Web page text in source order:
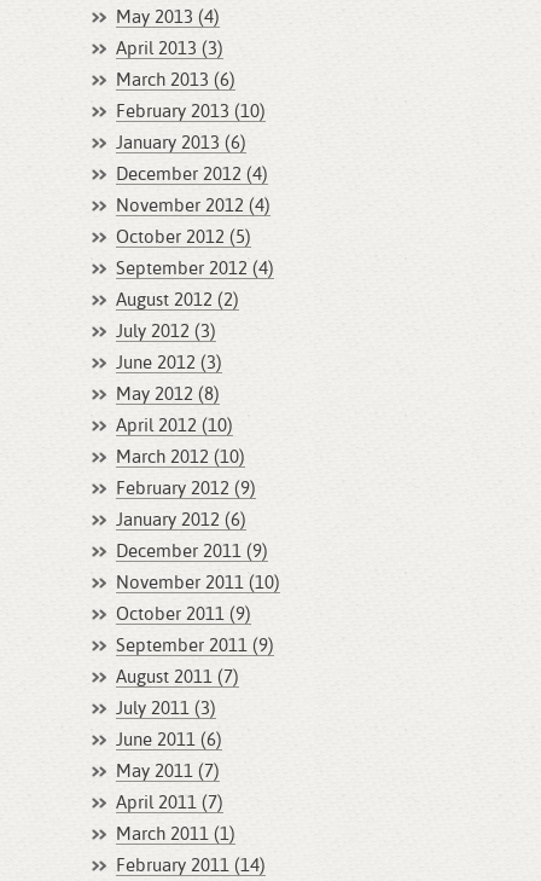
May 2013 (4)
April 2013 (3)
March 2013 (6)
February 2013 (10)
January 2013 (6)
December 2012 (4)
November 2012 (4)
October 2012 (5)
September 2012 (4)
August 2012 (2)
July 2012 (3)
June 2012 (3)
May 2012 (8)
April 2012 (10)
March 2012 (10)
February 2012 (9)
January 2012 (6)
December 2011 (9)
November 2011 (10)
October 2011 (9)
September 2011 (9)
August 2011 (7)
July 2011 (3)
June 2011 (6)
May 2011 (7)
April 2011 (7)
March 2011 (1)
February 2011 (14)